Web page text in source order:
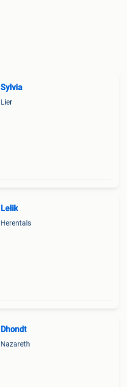
Sylvia
Lier
Lelik
Herentals
Dhondt
Nazareth